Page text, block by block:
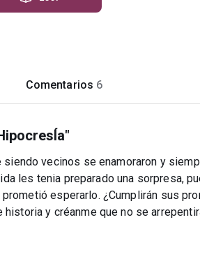
Comentarios 6
vecinos se enamoraron y
les tenia preparado una sorpresa,
esperarlo. ¿Cumplirán sus
y créanme que no se